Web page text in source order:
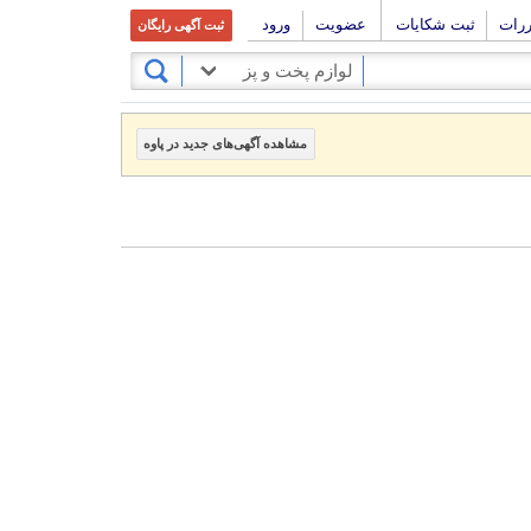
ثبت شکایات عضویت ورود ثبت آگهی رایگان
لوازم پخت و پز
مشاهده آگهی‌های جدید در پاوه